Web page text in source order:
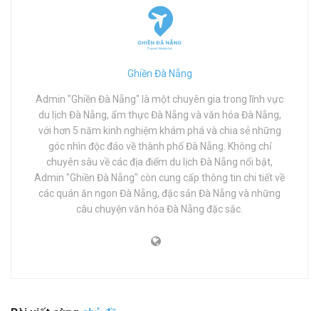
Ghiền Đà Nẵng
Admin "Ghiền Đà Nẵng" là một chuyên gia trong lĩnh vực
du lịch Đà Nẵng, ẩm thực Đà Nẵng và văn hóa Đà Nẵng,
với hơn 5 năm kinh nghiệm khám phá và chia sẻ những
góc nhìn độc đáo về thành phố Đà Nẵng. Không chỉ
chuyên sâu về các địa điểm du lịch Đà Nẵng nổi bật,
Admin "Ghiền Đà Nẵng" còn cung cấp thông tin chi tiết về
các quán ăn ngon Đà Nẵng, đặc sản Đà Nẵng và những
câu chuyện văn hóa Đà Nẵng đặc sắc.